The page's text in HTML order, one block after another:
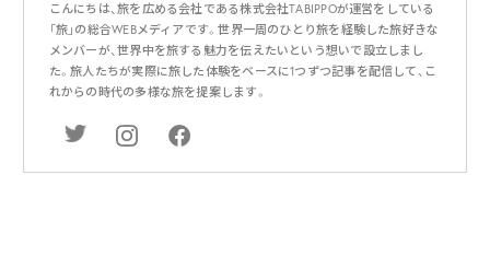
こんにちは、旅を広める会社である株式会社TABIPPOが運営をしている
「旅」の総合WEBメディアです。世界一周のひとり旅を経験した旅好きな
メンバーが、世界中を旅する魅力を伝えたいという想いで設立しまし
た。旅人たちが実際に旅した体験をベースに1つずつ記事を配信して、こ
れからの時代の多様な旅を提案します。